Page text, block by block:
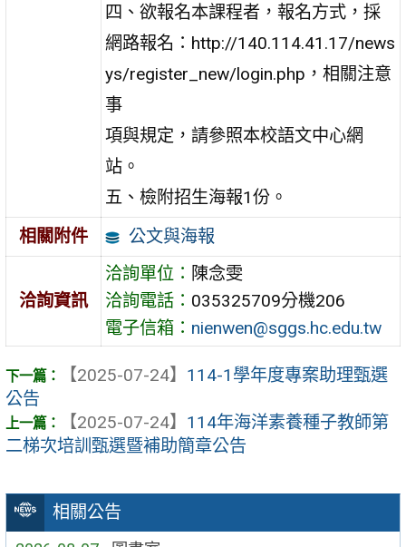
相關公告
四、欲報名本課程者，報名方式，採
網路報名：http://140.114.41.17/news
ys/register_new/login.php，相關注意
事
項與規定，請參照本校語文中心網
站。
五、檢附招生海報1份。
相關附件
公文與海報
洽詢資訊
洽詢單位： 陳念雯
洽詢電話： 035325709分機206
電子信箱： nienwen@sggs.hc.edu.tw
【2025-07-24】 114-1學年度專案助理甄選
公告
【2025-07-24】 114年海洋素養種子教師第
二梯次培訓甄選暨補助簡章公告